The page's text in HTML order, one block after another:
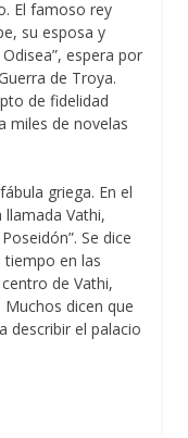
El famoso rey
su esposa y
espera por
de Troya.
de fidelidad
miles de novelas
griega. En el
Vathi,
Se dice
tiempo en las
de Vathi,
dicen que
describir el palacio